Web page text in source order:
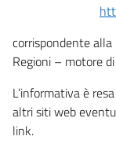
corrispondente
Regioni – motore
L’informativa è
altri siti web
link.